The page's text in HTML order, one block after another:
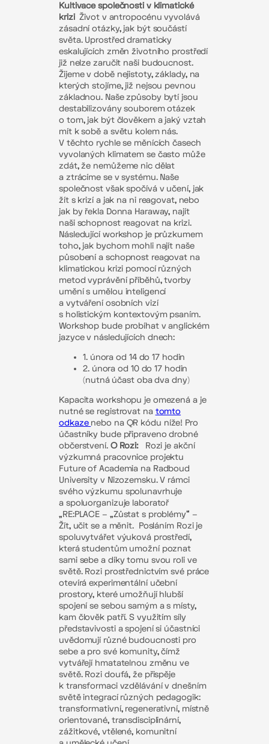
Kultivace společnosti v klimatické
krizi Život v antropocénu vyvolává
zásadní otázky, jak být součástí
světa. Uprostřed dramaticky
eskalujících změn životního prostředí
již nelze zaručit naši budoucnost.
Žijeme v době nejistoty, základy, na
kterých stojíme, již nejsou pevnou
základnou. Naše způsoby bytí jsou
destabilizovány souborem otázek
o tom, jak být člověkem a jaký vztah
mít k sobě a světu kolem nás.
V těchto rychle se měnících časech
vyvolaných klimatem se často může
zdát, že nemůžeme nic dělat
a ztrácíme se v systému. Naše
společnost však spočívá v učení, jak
žít s krizí a jak na ni reagovat, nebo
jak by řekla Donna Haraway, najít
naši schopnost reagovat na krizi.
Následující workshop je průzkumem
toho, jak bychom mohli najít naše
působení a schopnost reagovat na
klimatickou krizi pomocí různých
metod vyprávění příběhů, tvorby
umění s umělou inteligencí
a vytváření osobních vizí
s holistickým kontextovým psaním.
Workshop bude probíhat v anglickém
jazyce v následujících dnech:
1. února od 14 do 17 hodin
2. února od 10 do 17 hodin
(nutná účast oba dva dny)
Kapacita workshopu je omezená a je
nutnése registrovat na tomto
odkaze nebo na QR kódu níže! Pro
účastníky bude připraveno drobné
občerstvení. O Rozi:
Rozi je akční
výzkumná pracovnice projektu
Future of Academia na Radboud
University v Nizozemsku. V rámci
svého výzkumu spolunavrhuje
a spoluorganizuje laboratoř
„RE:PLACE – „Zůstat s problémy“ –
Žít, učit se a měnit. Posláním Rozi je
spoluvytvářet výuková prostředí,
která studentům umožní poznat
sami sebe a díky tomu svou roli ve
světě. Rozi prostřednictvím své práce
otevírá experimentální učební
prostory, které umožňují hlubší
spojení se sebou samým a s místy,
kam člověk patří. S využitím síly
představivosti a spojení si účastníci
uvědomují různé budoucnosti pro
sebe a pro své komunity, čímž
vytvářejí hmatatelnou změnu ve
světě. Rozi doufá, že přispěje
k transformaci vzdělávání v dnešním
světě integrací různých pedagogik:
transformativní, regenerativní, místně
orientované, transdisciplinární,
zážitkové, vtělené, komunitní